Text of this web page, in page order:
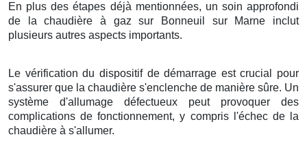
En plus des étapes déjà mentionnées, un soin approfondi
de la chaudière à gaz sur Bonneuil sur Marne inclut
plusieurs autres aspects importants.
Le vérification du dispositif de démarrage est crucial pour
s'assurer que la chaudière s'enclenche de manière sûre. Un
système d'allumage défectueux peut provoquer des
complications de fonctionnement, y compris l'échec de la
chaudière à s'allumer.